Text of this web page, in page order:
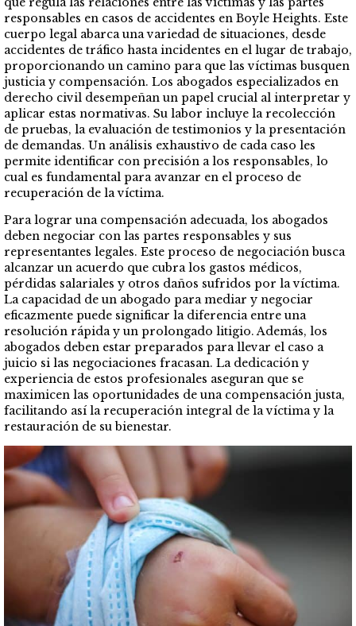
responsables en casos de accidentes en Boyle Heights. Este
cuerpo legal abarca una variedad de situaciones, desde
accidentes de tráfico hasta incidentes en el lugar de trabajo,
proporcionando un camino para que las víctimas busquen
justicia y compensación. Los abogados especializados en
derecho civil desempeñan un papel crucial al interpretar y
aplicar estas normativas. Su labor incluye la recolección
de pruebas, la evaluación de testimonios y la presentación
de demandas. Un análisis exhaustivo de cada caso les
permite identificar con precisión a los responsables, lo
cual es fundamental para avanzar en el proceso de
recuperación de la víctima.
Para lograr una compensación adecuada, los abogados
deben negociar con las partes responsables y sus
representantes legales. Este proceso de negociación busca
alcanzar un acuerdo que cubra los gastos médicos,
pérdidas salariales y otros daños sufridos por la víctima.
La capacidad de un abogado para mediar y negociar
eficazmente puede significar la diferencia entre una
resolución rápida y un prolongado litigio. Además, los
abogados deben estar preparados para llevar el caso a
juicio si las negociaciones fracasan. La dedicación y
experiencia de estos profesionales aseguran que se
maximicen las oportunidades de una compensación justa,
facilitando así la recuperación integral de la víctima y la
restauración de su bienestar.